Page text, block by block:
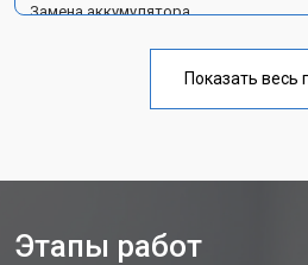
Замена аккумулятора
Ремонт цепи питания
Показать весь
Этапы работ